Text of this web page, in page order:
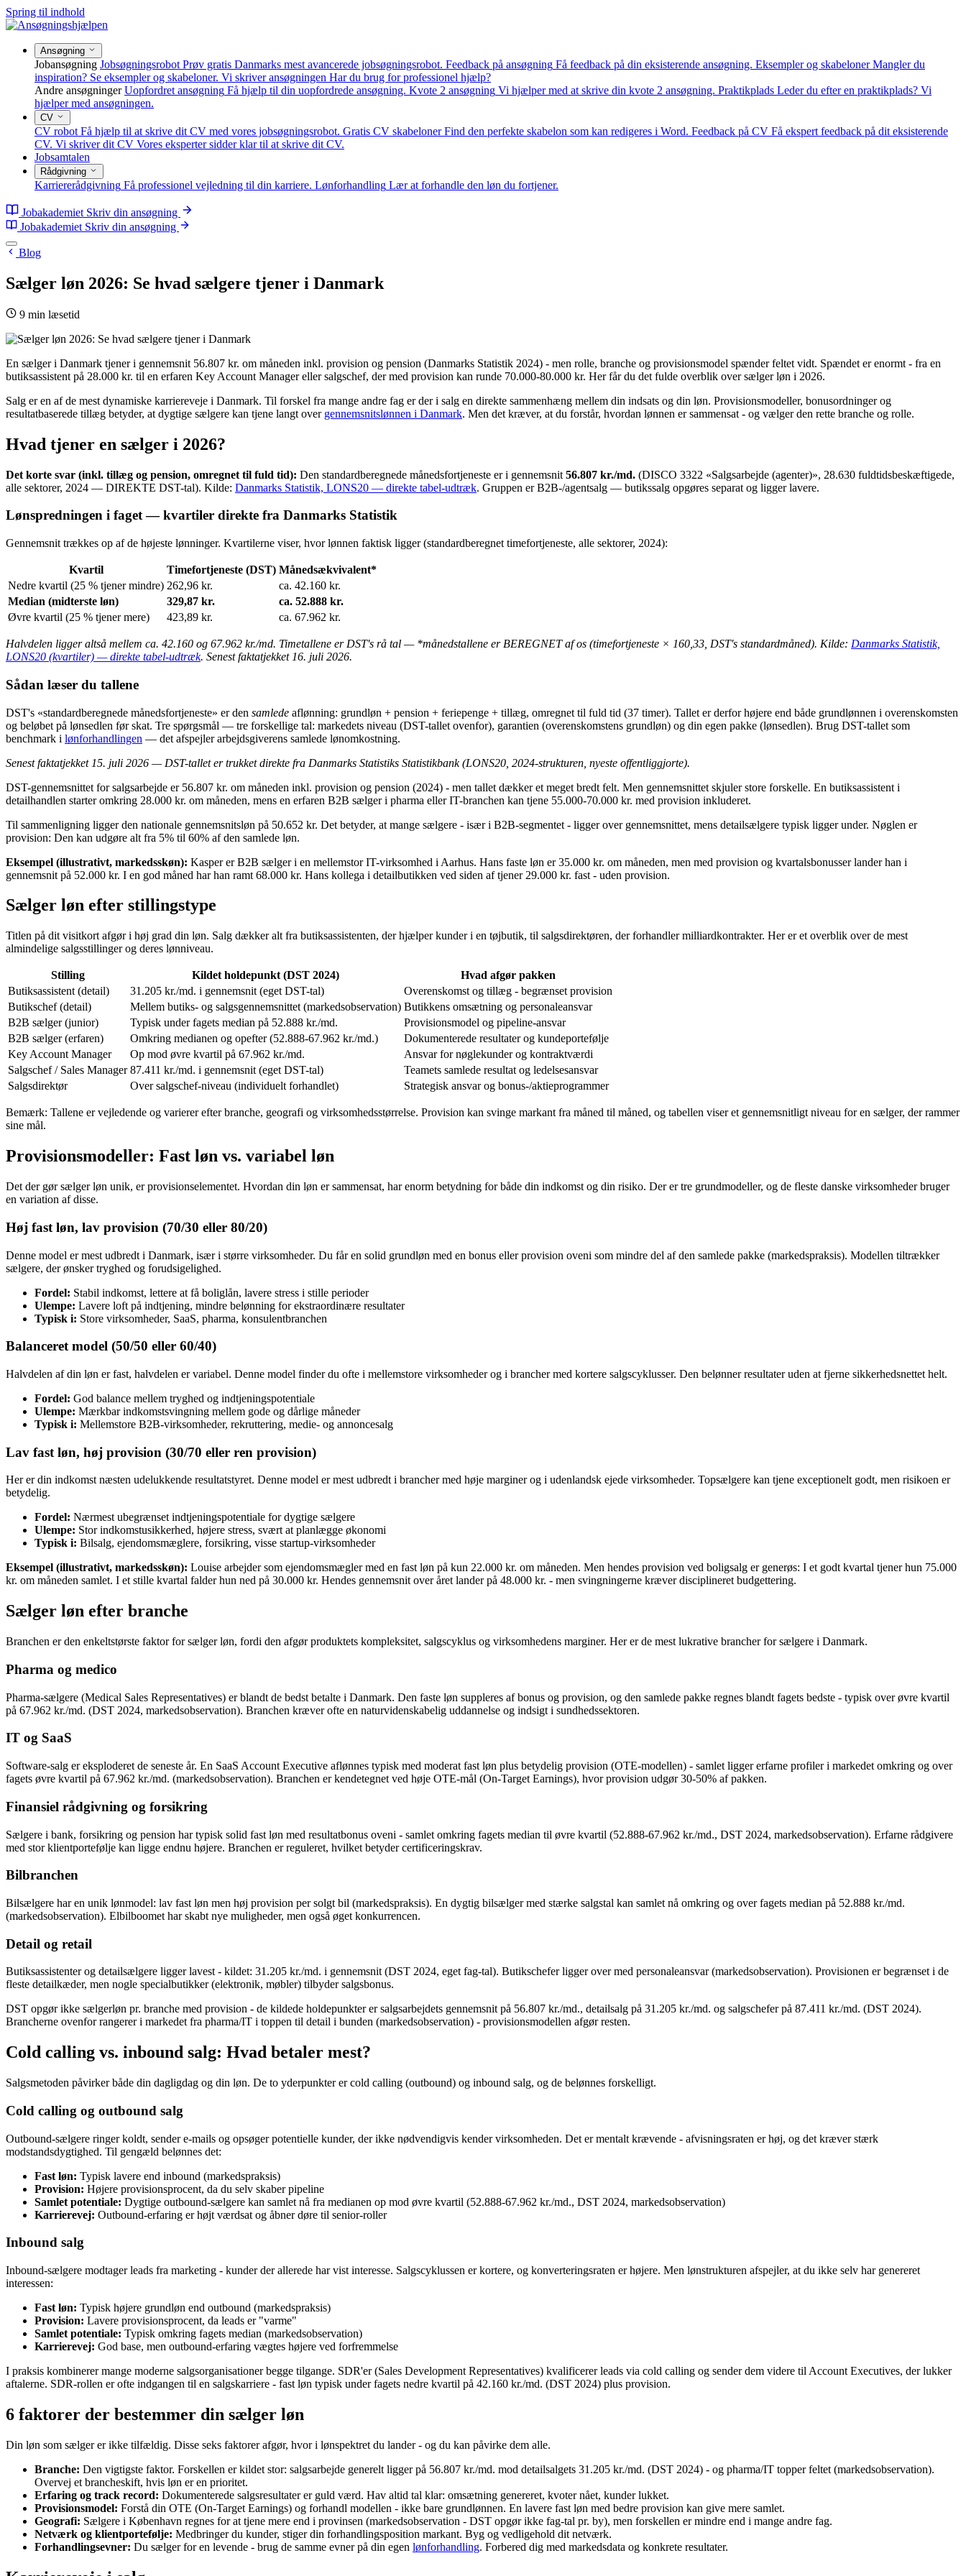
Spring til indhold
Ansøgning
Jobansøgning Jobsøgningsrobot Prøv gratis Danmarks mest avancerede jobsøgningsrobot. Feedback på ansøgning Få feedback på din eksisterende ansøgning. Eksempler og skabeloner Mangler du
inspiration? Se eksempler og skabeloner. Vi skriver ansøgningen Har du brug for professionel hjælp?
Andre ansøgninger Uopfordret ansøgning Få hjælp til din uopfordrede ansøgning. Kvote 2 ansøgning Vi hjælper med at skrive din kvote 2 ansøgning. Praktikplads Leder du efter en praktikplads? Vi
hjælper med ansøgningen.
CV
CV robot Få hjælp til at skrive dit CV med vores jobsøgningsrobot. Gratis CV skabeloner Find den perfekte skabelon som kan redigeres i Word. Feedback på CV Få ekspert feedback på dit eksisterende
CV. Vi skriver dit CV Vores eksperter sidder klar til at skrive dit CV.
Jobsamtalen
Rådgivning
Karriererådgivning Få professionel vejledning til din karriere. Lønforhandling Lær at forhandle den løn du fortjener.
Jobakademiet Skriv din ansøgning
Jobakademiet Skriv din ansøgning
Blog
Sælger løn 2026: Se hvad sælgere tjener i Danmark
9 min læsetid
En sælger i Danmark tjener i gennemsnit 56.807 kr. om måneden inkl. provision og pension (Danmarks Statistik 2024) - men rolle, branche og provisionsmodel spænder feltet vidt. Spændet er enormt - fra en
butiksassistent på 28.000 kr. til en erfaren Key Account Manager eller salgschef, der med provision kan runde 70.000-80.000 kr. Her får du det fulde overblik over sælger løn i 2026.
Salg er en af de mest dynamiske karriereveje i Danmark. Til forskel fra mange andre fag er der i salg en direkte sammenhæng mellem din indsats og din løn. Provisionsmodeller, bonusordninger og
resultatbaserede tillæg betyder, at dygtige sælgere kan tjene langt over gennemsnitslønnen i Danmark. Men det kræver, at du forstår, hvordan lønnen er sammensat - og vælger den rette branche og rolle.
Hvad tjener en sælger i 2026?
Det korte svar (inkl. tillæg og pension, omregnet til fuld tid): Den standardberegnede månedsfortjeneste er i gennemsnit 56.807 kr./md. (DISCO 3322 «Salgsarbejde (agenter)», 28.630 fuldtidsbeskæftigede,
alle sektorer, 2024 — DIREKTE DST-tal). Kilde: Danmarks Statistik, LONS20 — direkte tabel-udtræk. Gruppen er B2B-/agentsalg — butikssalg opgøres separat og ligger lavere.
Lønspredningen i faget — kvartiler direkte fra Danmarks Statistik
Gennemsnit trækkes op af de højeste lønninger. Kvartilerne viser, hvor lønnen faktisk ligger (standardberegnet timefortjeneste, alle sektorer, 2024):
Kvartil Timefortjeneste (DST) Månedsækvivalent*
Nedre kvartil (25 % tjener mindre) 262,96 kr.
ca. 42.160 kr.
Median (midterste løn)
329,87 kr.
ca. 52.888 kr.
Øvre kvartil (25 % tjener mere)
423,89 kr. ca. 67.962 kr.
Halvdelen ligger altså mellem ca. 42.160 og 67.962 kr./md. Timetallene er DST's rå tal — *månedstallene er BEREGNET af os (timefortjeneste × 160,33, DST's standardmåned). Kilde: Danmarks Statistik,
LONS20 (kvartiler) — direkte tabel-udtræk. Senest faktatjekket 16. juli 2026.
Sådan læser du tallene
DST's «standardberegnede månedsfortjeneste» er den samlede aflønning: grundløn + pension + feriepenge + tillæg, omregnet til fuld tid (37 timer). Tallet er derfor højere end både grundlønnen i overenskomsten
og beløbet på lønsedlen før skat. Tre spørgsmål — tre forskellige tal: markedets niveau (DST-tallet ovenfor), garantien (overenskomstens grundløn) og din egen pakke (lønsedlen). Brug DST-tallet som
benchmark i lønforhandlingen — det afspejler arbejdsgiverens samlede lønomkostning.
Senest faktatjekket 15. juli 2026 — DST-tallet er trukket direkte fra Danmarks Statistiks Statistikbank (LONS20, 2024-strukturen, nyeste offentliggjorte).
DST-gennemsnittet for salgsarbejde er 56.807 kr. om måneden inkl. provision og pension (2024) - men tallet dækker et meget bredt felt. Men gennemsnittet skjuler store forskelle. En butiksassistent i
detailhandlen starter omkring 28.000 kr. om måneden, mens en erfaren B2B sælger i pharma eller IT-branchen kan tjene 55.000-70.000 kr. med provision inkluderet.
Til sammenligning ligger den nationale gennemsnitsløn på 50.652 kr. Det betyder, at mange sælgere - især i B2B-segmentet - ligger over gennemsnittet, mens detailsælgere typisk ligger under. Nøglen er
provision: Den kan udgøre alt fra 5% til 60% af den samlede løn.
Eksempel (illustrativt, markedsskøn): Kasper er B2B sælger i en mellemstor IT-virksomhed i Aarhus. Hans faste løn er 35.000 kr. om måneden, men med provision og kvartalsbonusser lander han i
gennemsnit på 52.000 kr. I en god måned har han ramt 68.000 kr. Hans kollega i detailbutikken ved siden af tjener 29.000 kr. fast - uden provision.
Sælger løn efter stillingstype
Titlen på dit visitkort afgør i høj grad din løn. Salg dækker alt fra butiksassistenten, der hjælper kunder i en tøjbutik, til salgsdirektøren, der forhandler milliardkontrakter. Her er et overblik over de mest
almindelige salgsstillinger og deres lønniveau.
Stilling Kildet holdepunkt (DST 2024)
Hvad afgør pakken
Butiksassistent (detail)
31.205 kr./md. i gennemsnit (eget DST-tal)
Overenskomst og tillæg - begrænset provision
Butikschef (detail)
Mellem butiks- og salgsgennemsnittet (markedsobservation) Butikkens omsætning og personaleansvar
B2B sælger (junior)
Typisk under fagets median på 52.888 kr./md.
Provisionsmodel og pipeline-ansvar
B2B sælger (erfaren)
Omkring medianen og opefter (52.888-67.962 kr./md.)
Dokumenterede resultater og kundeportefølje
Key Account Manager
Op mod øvre kvartil på 67.962 kr./md.
Ansvar for nøglekunder og kontraktværdi
Salgschef / Sales Manager 87.411 kr./md. i gennemsnit (eget DST-tal)
Teamets samlede resultat og ledelsesansvar
Salgsdirektør
Over salgschef-niveau (individuelt forhandlet) Strategisk ansvar og bonus-/aktieprogrammer
Bemærk: Tallene er vejledende og varierer efter branche, geografi og virksomhedsstørrelse. Provision kan svinge markant fra måned til måned, og tabellen viser et gennemsnitligt niveau for en sælger, der rammer
sine mål.
Provisionsmodeller: Fast løn vs. variabel løn
Det der gør sælger løn unik, er provisionselementet. Hvordan din løn er sammensat, har enorm betydning for både din indkomst og din risiko. Der er tre grundmodeller, og de fleste danske virksomheder bruger
en variation af disse.
Høj fast løn, lav provision (70/30 eller 80/20)
Denne model er mest udbredt i Danmark, især i større virksomheder. Du får en solid grundløn med en bonus eller provision oveni som mindre del af den samlede pakke (markedspraksis). Modellen tiltrækker
sælgere, der ønsker tryghed og forudsigelighed.
Fordel: Stabil indkomst, lettere at få boliglån, lavere stress i stille perioder
Ulempe: Lavere loft på indtjening, mindre belønning for ekstraordinære resultater
Typisk i: Store virksomheder, SaaS, pharma, konsulentbranchen
Balanceret model (50/50 eller 60/40)
Halvdelen af din løn er fast, halvdelen er variabel. Denne model finder du ofte i mellemstore virksomheder og i brancher med kortere salgscyklusser. Den belønner resultater uden at fjerne sikkerhedsnettet helt.
Fordel: God balance mellem tryghed og indtjeningspotentiale
Ulempe: Mærkbar indkomstsvingning mellem gode og dårlige måneder
Typisk i: Mellemstore B2B-virksomheder, rekruttering, medie- og annoncesalg
Lav fast løn, høj provision (30/70 eller ren provision)
Her er din indkomst næsten udelukkende resultatstyret. Denne model er mest udbredt i brancher med høje marginer og i udenlandsk ejede virksomheder. Topsælgere kan tjene exceptionelt godt, men risikoen er
betydelig.
Fordel: Nærmest ubegrænset indtjeningspotentiale for dygtige sælgere
Ulempe: Stor indkomstusikkerhed, højere stress, svært at planlægge økonomi
Typisk i: Bilsalg, ejendomsmæglere, forsikring, visse startup-virksomheder
Eksempel (illustrativt, markedsskøn): Louise arbejder som ejendomsmægler med en fast løn på kun 22.000 kr. om måneden. Men hendes provision ved boligsalg er generøs: I et godt kvartal tjener hun 75.000
kr. om måneden samlet. I et stille kvartal falder hun ned på 30.000 kr. Hendes gennemsnit over året lander på 48.000 kr. - men svingningerne kræver disciplineret budgettering.
Sælger løn efter branche
Branchen er den enkeltstørste faktor for sælger løn, fordi den afgør produktets kompleksitet, salgscyklus og virksomhedens marginer. Her er de mest lukrative brancher for sælgere i Danmark.
Pharma og medico
Pharma-sælgere (Medical Sales Representatives) er blandt de bedst betalte i Danmark. Den faste løn suppleres af bonus og provision, og den samlede pakke regnes blandt fagets bedste - typisk over øvre kvartil
på 67.962 kr./md. (DST 2024, markedsobservation). Branchen kræver ofte en naturvidenskabelig uddannelse og indsigt i sundhedssektoren.
IT og SaaS
Software-salg er eksploderet de seneste år. En SaaS Account Executive aflønnes typisk med moderat fast løn plus betydelig provision (OTE-modellen) - samlet ligger erfarne profiler i markedet omkring og over
fagets øvre kvartil på 67.962 kr./md. (markedsobservation). Branchen er kendetegnet ved høje OTE-mål (On-Target Earnings), hvor provision udgør 30-50% af pakken.
Finansiel rådgivning og forsikring
Sælgere i bank, forsikring og pension har typisk solid fast løn med resultatbonus oveni - samlet omkring fagets median til øvre kvartil (52.888-67.962 kr./md., DST 2024, markedsobservation). Erfarne rådgivere
med stor klientportefølje kan ligge endnu højere. Branchen er reguleret, hvilket betyder certificeringskrav.
Bilbranchen
Bilsælgere har en unik lønmodel: lav fast løn men høj provision per solgt bil (markedspraksis). En dygtig bilsælger med stærke salgstal kan samlet nå omkring og over fagets median på 52.888 kr./md.
(markedsobservation). Elbilboomet har skabt nye muligheder, men også øget konkurrencen.
Detail og retail
Butiksassistenter og detailsælgere ligger lavest - kildet: 31.205 kr./md. i gennemsnit (DST 2024, eget fag-tal). Butikschefer ligger over med personaleansvar (markedsobservation). Provisionen er begrænset i de
fleste detailkæder, men nogle specialbutikker (elektronik, møbler) tilbyder salgsbonus.
DST opgør ikke sælgerløn pr. branche med provision - de kildede holdepunkter er salgsarbejdets gennemsnit på 56.807 kr./md., detailsalg på 31.205 kr./md. og salgschefer på 87.411 kr./md. (DST 2024).
Brancherne ovenfor rangerer i markedet fra pharma/IT i toppen til detail i bunden (markedsobservation) - provisionsmodellen afgør resten.
Cold calling vs. inbound salg: Hvad betaler mest?
Salgsmetoden påvirker både din dagligdag og din løn. De to yderpunkter er cold calling (outbound) og inbound salg, og de belønnes forskelligt.
Cold calling og outbound salg
Outbound-sælgere ringer koldt, sender e-mails og opsøger potentielle kunder, der ikke nødvendigvis kender virksomheden. Det er mentalt krævende - afvisningsraten er høj, og det kræver stærk
modstandsdygtighed. Til gengæld belønnes det:
Fast løn: Typisk lavere end inbound (markedspraksis)
Provision: Højere provisionsprocent, da du selv skaber pipeline
Samlet potentiale: Dygtige outbound-sælgere kan samlet nå fra medianen op mod øvre kvartil (52.888-67.962 kr./md., DST 2024, markedsobservation)
Karrierevej: Outbound-erfaring er højt værdsat og åbner døre til senior-roller
Inbound salg
Inbound-sælgere modtager leads fra marketing - kunder der allerede har vist interesse. Salgscyklussen er kortere, og konverteringsraten er højere. Men lønstrukturen afspejler, at du ikke selv har genereret
interessen:
Fast løn: Typisk højere grundløn end outbound (markedspraksis)
Provision: Lavere provisionsprocent, da leads er "varme"
Samlet potentiale: Typisk omkring fagets median (markedsobservation)
Karrierevej: God base, men outbound-erfaring vægtes højere ved forfremmelse
I praksis kombinerer mange moderne salgsorganisationer begge tilgange. SDR'er (Sales Development Representatives) kvalificerer leads via cold calling og sender dem videre til Account Executives, der lukker
aftalerne. SDR-rollen er ofte indgangen til en salgskarriere - fast løn typisk under fagets nedre kvartil på 42.160 kr./md. (DST 2024) plus provision.
6 faktorer der bestemmer din sælger løn
Din løn som sælger er ikke tilfældig. Disse seks faktorer afgør, hvor i lønspektret du lander - og du kan påvirke dem alle.
Branche: Den vigtigste faktor. Forskellen er kildet stor: salgsarbejde generelt ligger på 56.807 kr./md. mod detailsalgets 31.205 kr./md. (DST 2024) - og pharma/IT topper feltet (markedsobservation).
Overvej et brancheskift, hvis løn er en prioritet.
Erfaring og track record: Dokumenterede salgsresultater er guld værd. Hav altid tal klar: omsætning genereret, kvoter nået, kunder lukket.
Provisionsmodel: Forstå din OTE (On-Target Earnings) og forhandl modellen - ikke bare grundlønnen. En lavere fast løn med bedre provision kan give mere samlet.
Geografi: Sælgere i København regnes for at tjene mere end i provinsen (markedsobservation - DST opgør ikke fag-tal pr. by), men forskellen er mindre end i mange andre fag.
Netværk og klientportefølje: Medbringer du kunder, stiger din forhandlingsposition markant. Byg og vedligehold dit netværk.
Forhandlingsevner: Du sælger for en levende - brug de samme evner på din egen lønforhandling. Forbered dig med markedsdata og konkrete resultater.